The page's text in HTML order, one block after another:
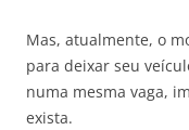
Mas, atualmente, o
para deixar seu
numa mesma vaga,
exista.